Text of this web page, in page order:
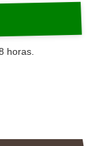
horas.